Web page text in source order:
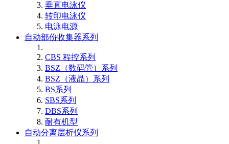
垂直电泳仪
转印电泳仪
电泳电源
自动部份收集器系列
CBS 程控系列
BSZ（数码管）系列
BSZ（液晶）系列
BS系列
SBS系列
DBS系列
耐有机型
自动分离层析仪系列